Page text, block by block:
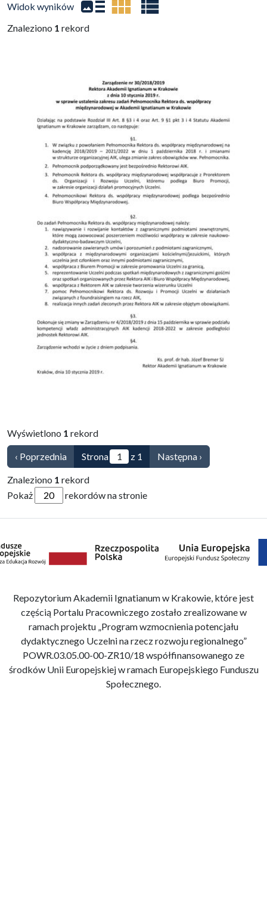
Widok wyników
Znaleziono 1 rekord
Wyświetlono 1 rekord
‹ Poprzednia Strona z 1 Następna ›
Znaleziono 1 rekord
Pokaż
rekordów na stronie
Repozytorium Akademii Ignatianum w Krakowie, które jest
częścią Portalu Pracowniczego zostało zrealizowane w
ramach projektu „Program wzmocnienia potencjału
dydaktycznego Uczelni na rzecz rozwoju regionalnego”
POWR.03.05.00-00-ZR10/18 współfinansowanego ze
środków Unii Europejskiej w ramach Europejskiego Funduszu
Społecznego.